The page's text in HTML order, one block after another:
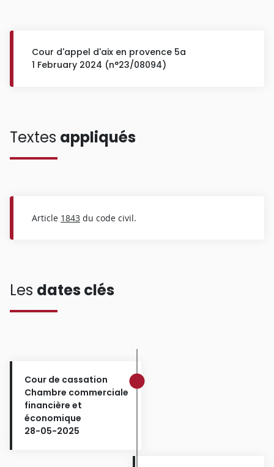
Cour d'appel d'aix en provence 5a
1 February 2024 (n°23/08094)
Textes appliqués
Article 1843 du code civil.
Les dates clés
Cour de cassation
Chambre commerciale
financière et
économique
28-05-2025